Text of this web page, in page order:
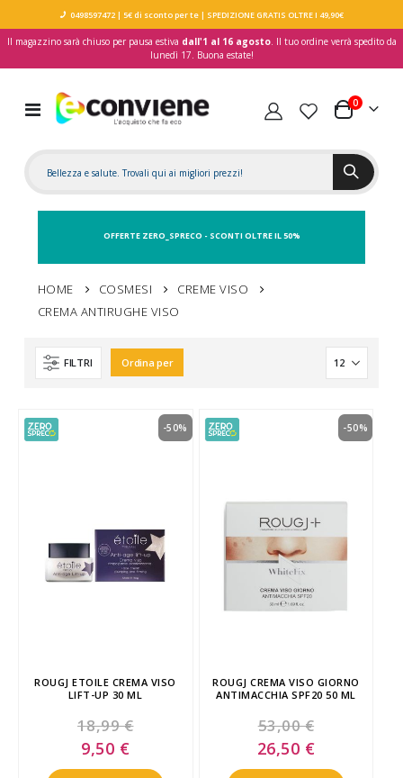
0498597472| 5€ di sconto per te| SPEDIZIONE GRATIS OLTRE I 49,90€
Il magazzino sarà chiuso per pausa estiva dall'1 al 16 agosto. Il tuo ordine verrà spedito da
lunedì 17. Buona estate!
Toggle
Nav
Carrello
0elementi
OFFERTE ZERO_SPRECO - SCONTI OLTRE IL 50%
HOME COSMESI
CREME VISO
CREMA ANTIRUGHE VISO
FILTRI Ordina per
ROUGJ ETOILE CREMA VISO
LIFT-UP 30 ML
18,99 €
-50%
Special
Price
9,50 €
ROUGJ CREMA VISO GIORNO
ANTIMACCHIA SPF20 50 ML
53,00 €
-50%
Special
Price
26,50 €